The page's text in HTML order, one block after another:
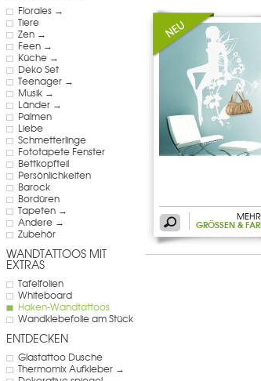
Florales →
Tiere
Zen →
Feen →
Küche →
Deko Set
Teenager →
Musik →
Länder →
Palmen
Liebe
Schmetterlinge
Fototapete Fenster
Bettkopfteil
Persönlichkeiten
Barock
Bordüren
Tapeten →
Andere →
Zubehör
WANDTATTOOS MIT
EXTRAS
Tafelfolien
Whiteboard
Haken-Wandtattoos
Wandklebefolie am Stück
ENTDECKEN
Glastattoo Dusche
Thermomix Aufkleber →
GRÖSSEN &